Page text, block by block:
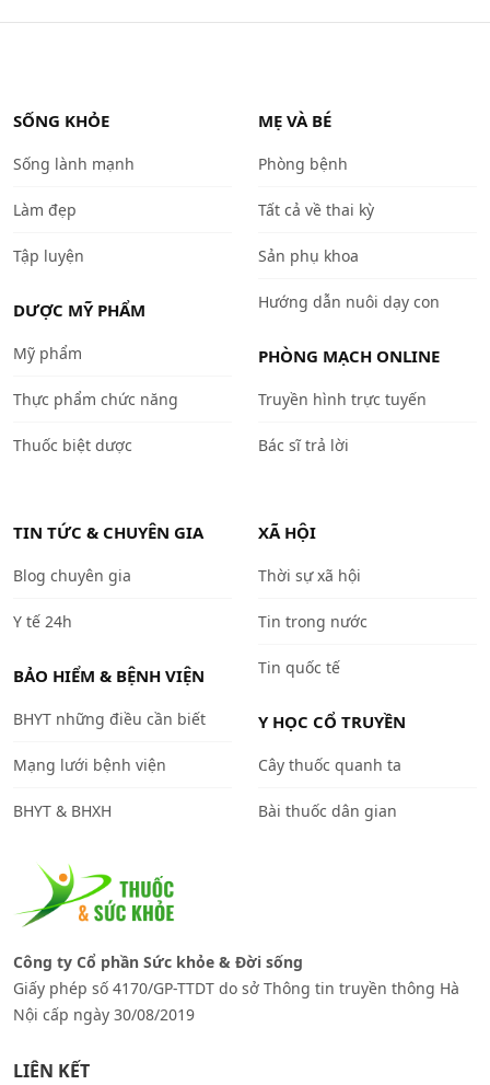
SỐNG KHỎE
Sống lành mạnh
Làm đẹp
Tập luyện
DƯỢC MỸ PHẨM
Mỹ phẩm
Thực phẩm chức năng
Thuốc biệt dược
MẸ VÀ BÉ
Phòng bệnh
Tất cả về thai kỳ
Sản phụ khoa
Hướng dẫn nuôi dạy con
PHÒNG MẠCH ONLINE
Truyền hình trực tuyến
Bác sĩ trả lời
TIN TỨC & CHUYÊN GIA
Blog chuyên gia
Y tế 24h
BẢO HIỂM & BỆNH VIỆN
BHYT những điều cần biết
Mạng lưới bệnh viện
BHYT & BHXH
XÃ HỘI
Thời sự xã hội
Tin trong nước
Tin quốc tế
Y HỌC CỔ TRUYỀN
Cây thuốc quanh ta
Bài thuốc dân gian
Công ty Cổ phần Sức khỏe & Đời sống
Giấy phép số 4170/GP-TTDT do sở Thông tin truyền thông Hà
Nội cấp ngày 30/08/2019
LIÊN KẾT